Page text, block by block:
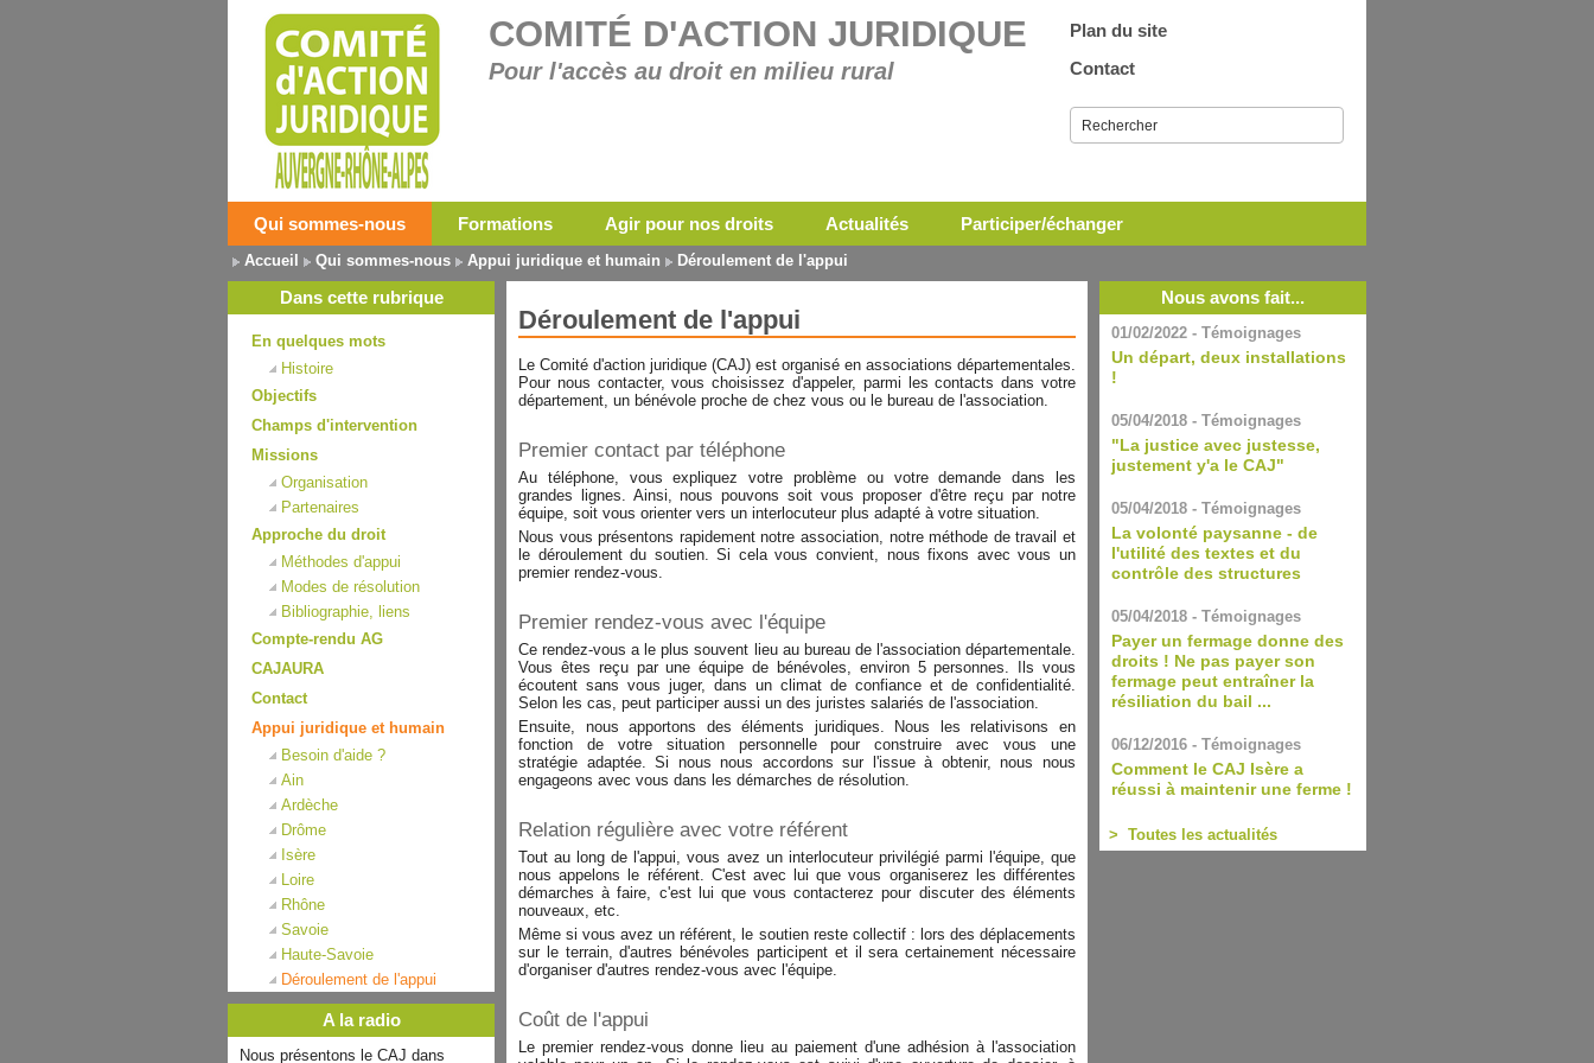
COMITÉ D'ACTION JURIDIQUE
Pour l'accès au droit en milieu rural
Plan du site
Contact
Qui sommes-nous Formations Agir pour nos droits Actualités Participer/échanger
Accueil Qui sommes-nous Appui juridique et humain Déroulement de l'appui
Dans cette rubrique
En quelques mots
Histoire
Objectifs
Champs d'intervention
Missions
Organisation
Partenaires
Approche du droit
Méthodes d'appui
Modes de résolution
Bibliographie, liens
Compte-rendu AG
CAJAURA
Contact
Appui juridique et humain
Besoin d'aide ?
Ain
Ardèche
Drôme
Isère
Loire
Rhône
Savoie
Haute-Savoie
Déroulement de l'appui
A la radio
Nous présentons le CAJ dans
Déroulement de l'appui
Le Comité d'action juridique (CAJ) est organisé en associations départementales.
Pour nous contacter, vous choisissez d'appeler, parmi les contacts dans votre
département, un bénévole proche de chez vous ou le bureau de l'association.
Premier contact par téléphone
Au téléphone, vous expliquez votre problème ou votre demande dans les
grandes lignes. Ainsi, nous pouvons soit vous proposer d'être reçu par notre
équipe, soit vous orienter vers un interlocuteur plus adapté à votre situation.
Nous vous présentons rapidement notre association, notre méthode de travail et
le déroulement du soutien. Si cela vous convient, nous fixons avec vous un
premier rendez-vous.
Premier rendez-vous avec l'équipe
Ce rendez-vous a le plus souvent lieu au bureau de l'association départementale.
Vous êtes reçu par une équipe de bénévoles, environ 5 personnes. Ils vous
écoutent sans vous juger, dans un climat de confiance et de confidentialité.
Selon les cas, peut participer aussi un des juristes salariés de l'association.
Ensuite, nous apportons des éléments juridiques. Nous les relativisons en
fonction de votre situation personnelle pour construire avec vous une
stratégie adaptée. Si nous nous accordons sur l'issue à obtenir, nous nous
engageons avec vous dans les démarches de résolution.
Relation régulière avec votre référent
Tout au long de l'appui, vous avez un interlocuteur privilégié parmi l'équipe, que
nous appelons le référent. C'est avec lui que vous organiserez les différentes
démarches à faire, c'est lui que vous contacterez pour discuter des éléments
nouveaux, etc.
Même si vous avez un référent, le soutien reste collectif : lors des déplacements
sur le terrain, d'autres bénévoles participent et il sera certainement nécessaire
d'organiser d'autres rendez-vous avec l'équipe.
Coût de l'appui
Le premier rendez-vous donne lieu au paiement d'une adhésion à l'association
Nous avons fait...
01/02/2022 - Témoignages
Un départ, deux installations
!
05/04/2018 - Témoignages
"La justice avec justesse,
justement y'a le CAJ"
05/04/2018 - Témoignages
La volonté paysanne - de
l'utilité des textes et du
contrôle des structures
05/04/2018 - Témoignages
Payer un fermage donne des
droits ! Ne pas payer son
fermage peut entraîner la
résiliation du bail ...
06/12/2016 - Témoignages
Comment le CAJ Isère a
réussi à maintenir une ferme !
> Toutes les actualités